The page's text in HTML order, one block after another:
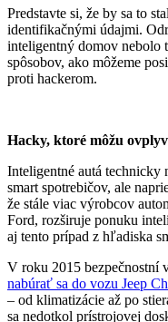
Predstavte si, že by sa to
identifikačnými údajmi.
inteligentný domov nebolo
spôsobov, ako môžeme
proti hackerom.
Hacky, ktoré môžu
Inteligentné autá technicky
smart spotrebičov, ale
že stále viac výrobcov
Ford, rozširuje ponuku
aj tento prípad z hľadiska
V roku 2015 bezpečnostní
nabúrať sa do vozu Jeep
– od klimatizácie až po
sa nedotkol prístrojovej